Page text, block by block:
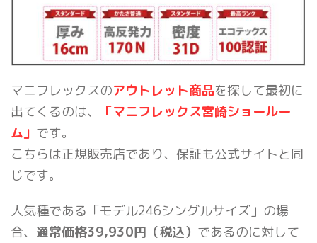
マニフレックスのアウトレット商品を探して最初に
出てくるのは、
「マニフレックス宮崎ショールー
ム」 です。
こちらは正規販売店であり、保証も公式サイトと同
じです。
人気種である「モデル246シングルサイズ」の場
合、 通常価格39,930円（税込） であるのに対して